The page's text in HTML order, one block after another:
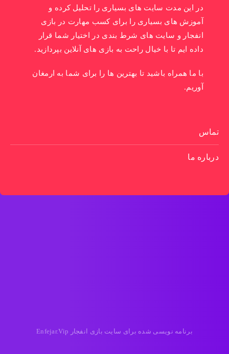
در این مدت سایت های بسیاری را تحلیل کرده و
آموزش های بسیاری را برای کسب مهارت در بازی
انفجار و سایت های شرط بندی در اختیار شما قرار
داده ایم تا با خیال راحت به بازی های آنلاین بپردازید.
با ما همراه باشید تا بهترین ها را برای شما به ارمغان
آوریم.
تماس
درباره ما
برنامه نویسی شده برای سایت بازی انفجار Enfejar.Vip